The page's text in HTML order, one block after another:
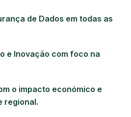
de Dados em todas as
e Inovação com foco na
o impacto económico e
regional.